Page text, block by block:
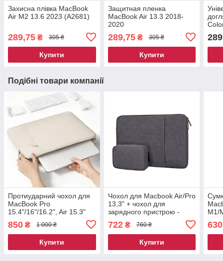
Захисна плівка MacBook
Air M2 13.6 2023 (A2681)
289,75 ₴ 305 ₴
Купити
Защитная пленка
MacBook Air 13.3 2018-
2020
289,75₴ 305 ₴
Купити
289
Подібні товари компанії
Протиударний чохол для
MacBook Pro
15.4"/16"/16.2", Air 15.3"
850 ₴ 1 000 ₴
Купити
Чохол для Macbook Air/Pro
13,3" + чохол для
зарядного пристрою -
722₴ 760 ₴
Купити
M1/